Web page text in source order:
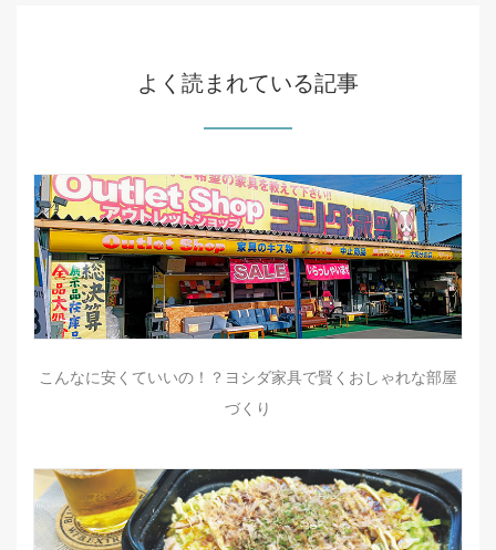
よく読まれている記事
こんなに安くていいの！？ヨシダ家具で賢くおしゃれな部屋
づくり